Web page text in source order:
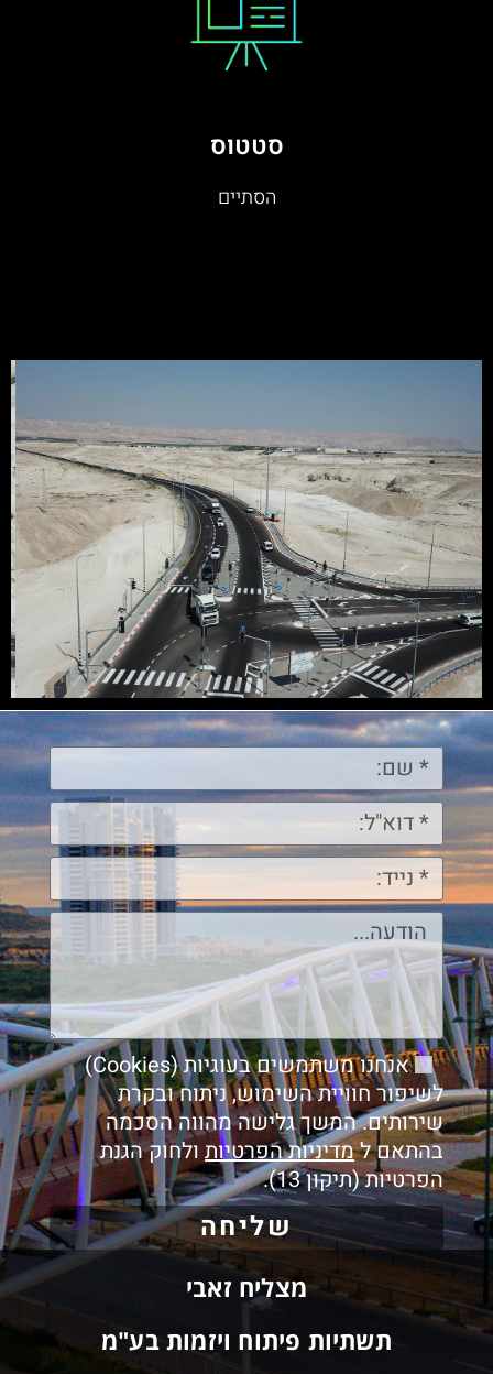
סטטוס
הסתיים
אנחנו משתמשים בעוגיות (Cookies)
לשיפור חוויית השימוש, ניתוח ובקרת
שירותים. המשך גלישה מהווה הסכמה
בהתאם למדיניות הפרטיותולחוק הגנת
הפרטיות (תיקון 13).
שליחה
מצליח זאבי
תשתיות פיתוח ויזמות בע"מ